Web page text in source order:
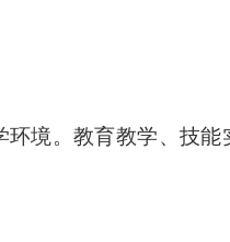
环境。教育教学、技